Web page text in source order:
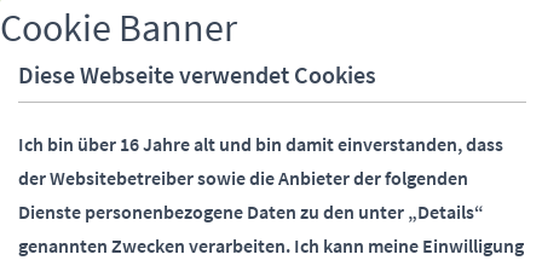
Bankeinzugsermächtigung (SEPA-Lastschrift)
Bankeinzugsermächtigung (SEPA-Lastschrift),
Widerruf
Paderborn)
Behördennummer 115
Bundesfreiwilligendienst (Stadtverwaltung
Paderborn)
Cookie Banner
Diese Webseite verwendet Cookies
Ich bin über 16 Jahre alt und bin damit einverstanden, dass
der Websitebetreiber sowie die Anbieter der folgenden
Dienste personenbezogene Daten zu den unter „Details“
genannten Zwecken verarbeiten. Ich kann meine Einwilligung